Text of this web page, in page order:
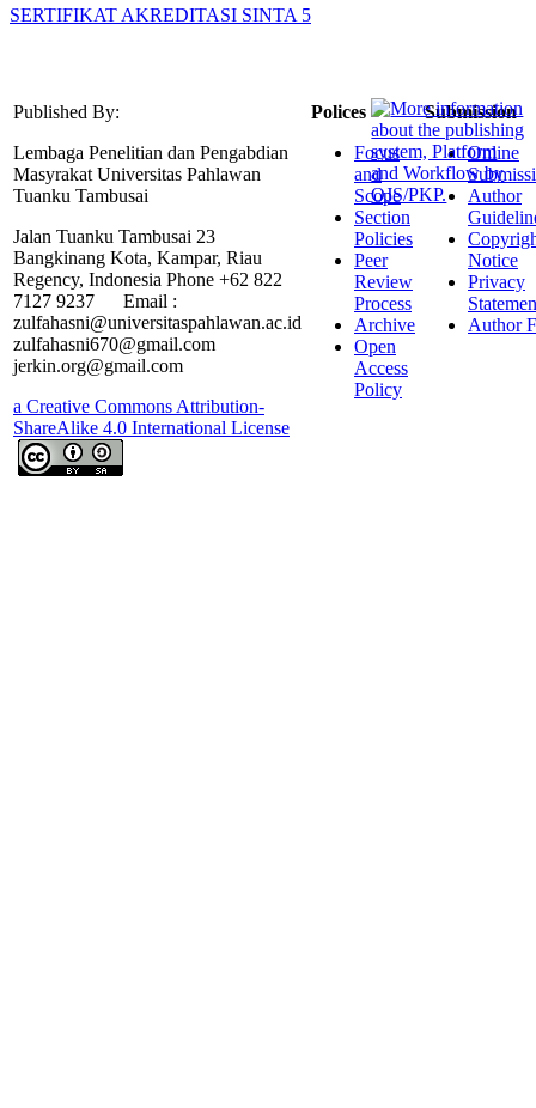
SERTIFIKAT AKREDITASI SINTA 5
Published By:
Lembaga Penelitian dan Pengabdian
Masyrakat Universitas Pahlawan
Tuanku Tambusai
Jalan Tuanku Tambusai 23
Bangkinang Kota, Kampar, Riau
Regency, Indonesia Phone +62 822
7127 9237 Email :
zulfahasni@universitaspahlawan.ac.id
zulfahasni670@gmail.com
jerkin.org@gmail.com
a Creative Commons Attribution-
ShareAlike 4.0 International License
Polices
Focus
and
Scope
Section
Policies
Peer
Review
Process
Archive
Open
Access
Policy
Submission
Online
Author
Notice
Privacy
Author